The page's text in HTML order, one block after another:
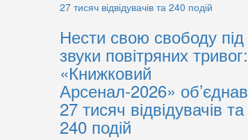
Нести свою свободу під
звуки повітряних тривог:
«Книжковий
Арсенал-2026» об’єднав
27 тисяч відвідувачів та
240 подій